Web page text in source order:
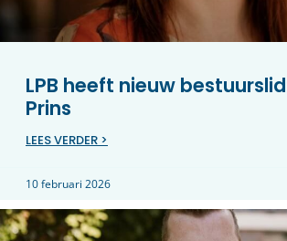
LPB heeft nieuw
Prins
LEES VERDER >
10 februari 2026